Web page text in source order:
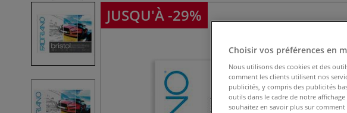
JUSQU'À -29%
Choisir vos préférences en
Nous utilisons des cookies et des
comment les clients utilisent nos
publicités, y compris des publicités
outils dans le cadre de notre
souhaitez en savoir plus sur